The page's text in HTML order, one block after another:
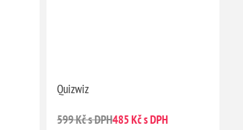
Quizwiz
599 Kč s DPH485 Kč s DPH